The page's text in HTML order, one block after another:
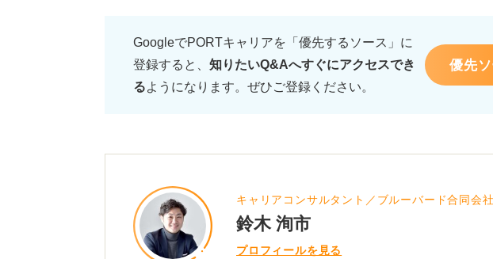
GoogleでPORTキャリアを「優先するソース」に
登録すると、 知りたいQ&Aへすぐにアクセスでき
るようになります。ぜひご登録ください。
優先
キャリアコンサルタント／ブルーバード合同会
鈴木 洵市
プロフィールを見る